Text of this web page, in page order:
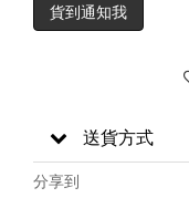
貨到通知我
送貨方式
分享到